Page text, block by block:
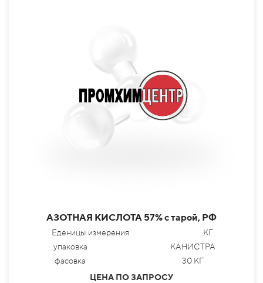
АЗОТНАЯ КИСЛОТА 57% с тарой, РФ
Еденицы измерения
КГ
упаковка
КАНИСТРА
фасовка
30 КГ
ЦЕНА ПО ЗАПРОСУ